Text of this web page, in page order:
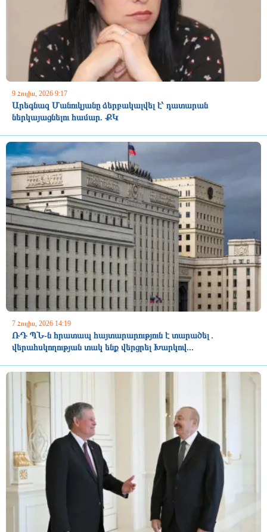
9 Հուլիս, 2026 9:17
Արեգնազ Մանուկյանը ձերբակալվել է՝ դատարան
ներկայացնելու համար. ՔԿ
7 Հուլիս, 2026 14:19
ՌԴ ՊՆ-ն հրատապ հայտարարություն է տարածել․
վերահսկողության տակ ենք վերցրել Խարկով...